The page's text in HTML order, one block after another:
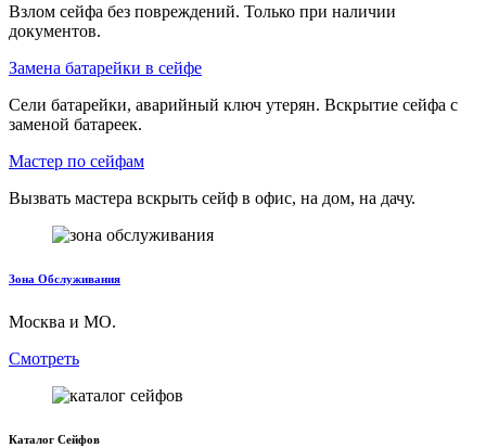
Взлом сейфа без повреждений. Только при наличии
документов.
Замена батарейки в сейфе
Сели батарейки, аварийный ключ утерян. Вскрытие сейфа с
заменой батареек.
Мастер по сейфам
Вызвать мастера вскрыть сейф в офис, на дом, на дачу.
Зона Обслуживания
Москва и МО.
Смотреть
Каталог Сейфов